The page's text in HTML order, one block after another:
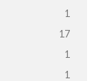
1
17
1
1